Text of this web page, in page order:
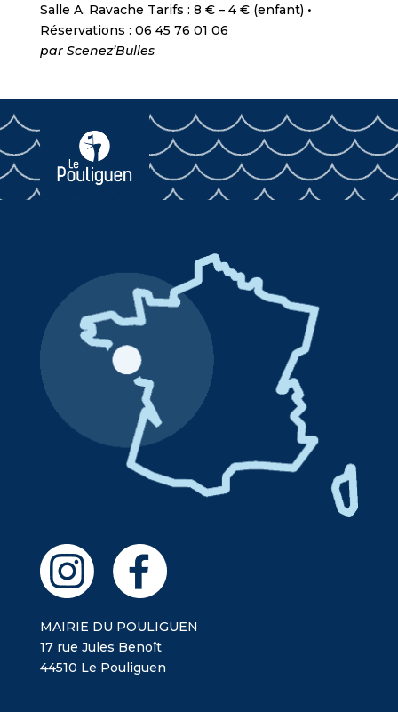
Salle A. Ravache Tarifs : 8 € – 4 € (enfant) •
Réservations : 06 45 76 01 06
par Scenez’Bulles
MAIRIE DU POULIGUEN
17 rue Jules Benoît
44510 Le Pouliguen